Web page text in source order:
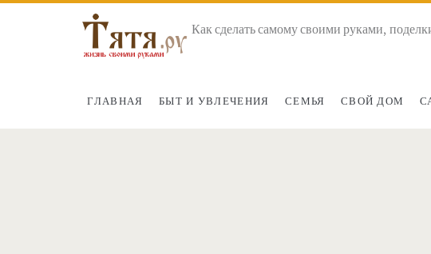
Как сделать самому своими руками,
ГЛАВНАЯ БЫТ И УВЛЕЧЕНИЯ СЕМЬЯ СВОЙ ДОМ